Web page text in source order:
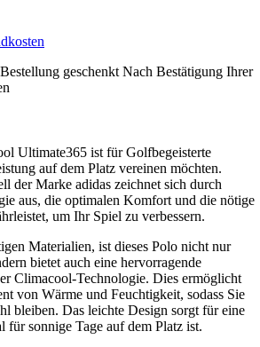
geschenkt Nach Bestätigung Ihrer
Ultimate365 ist für Golfbegeisterte
auf dem Platz vereinen möchten.
der Marke adidas zeichnet sich durch
aus, die optimalen Komfort und die nötige
um Ihr Spiel zu verbessern.
Materialien, ist dieses Polo nicht nur
bietet auch eine hervorragende
Climacool-Technologie. Dies ermöglicht
von Wärme und Feuchtigkeit, sodass Sie
bleiben. Das leichte Design sorgt für eine
für sonnige Tage auf dem Platz ist.